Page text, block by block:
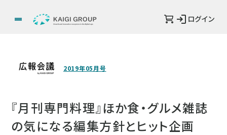
ログイン
2019年05月号
『月刊専門料理』ほか食・グルメ雑誌
の気になる編集方針とヒット企画